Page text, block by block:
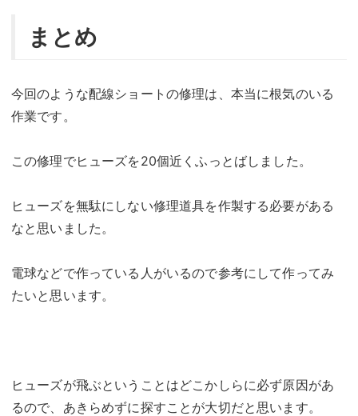
まとめ
今回のような配線ショートの修理は、本当に根気のいる
作業です。
この修理でヒューズを20個近くふっとばしました。
ヒューズを無駄にしない修理道具を作製する必要がある
なと思いました。
電球などで作っている人がいるので参考にして作ってみ
たいと思います。
ヒューズが飛ぶということはどこかしらに必ず原因があ
るので、あきらめずに探すことが大切だと思います。